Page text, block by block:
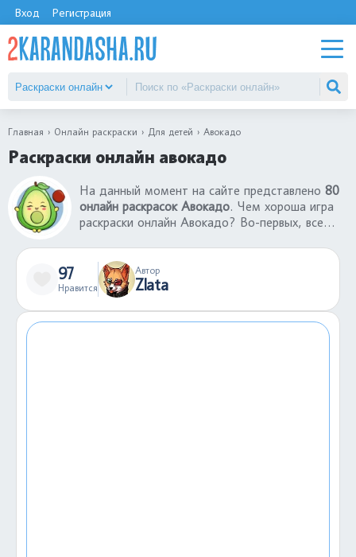
Вход Регистрация
Главная Онлайн раскраски Для детей Авокадо
Раскраски онлайн авокадо
На данный момент на сайте представлено 80
онлайн раскрасок Авокадо. Чем хороша игра
раскраски онлайн Авокадо? Во-первых, все
вторых, чтобы раскрасить раскраску не нужны
бумаги, краски, фломастеры. В-третьих, играть
в раскраски онлайн Авокадо можно даже на
телефоне в любом месте: в поезде или
97
Нравится
Автор
Zlata